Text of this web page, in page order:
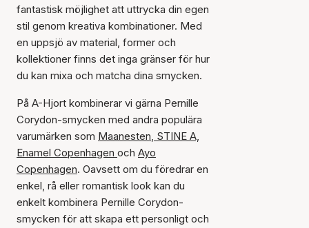
fantastisk möjlighet att uttrycka din egen
stil genom kreativa kombinationer. Med
en uppsjö av material, former och
kollektioner finns det inga gränser för hur
du kan mixa och matcha dina smycken.
På A-Hjort kombinerar vi gärna Pernille
Corydon-smycken med andra populära
varumärken som Maanesten, STINE A,
Enamel Copenhagen och Ayo
Copenhagen. Oavsett om du föredrar en
enkel, rå eller romantisk look kan du
enkelt kombinera Pernille Corydon-
smycken för att skapa ett personligt och